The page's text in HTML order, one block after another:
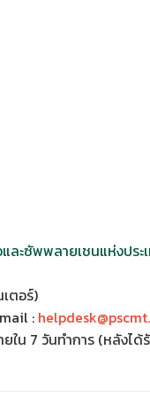
ละซัพพลายเชนแห่งประ
ตอร์)
:
น 7 วันทำการ (หลังไ